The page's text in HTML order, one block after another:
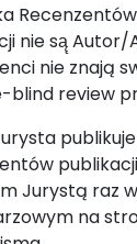
nie są̨ Autor/
nie znają
blind review
Jurystą raz
na